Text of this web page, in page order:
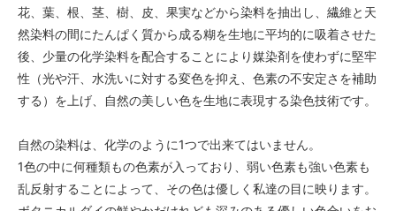
花、葉、根、茎、樹、皮、果実などから染料を抽出し、繊維と天
然染料の間にたんぱく質から成る糊を生地に平均的に吸着させた
後、少量の化学染料を配合することにより媒染剤を使わずに堅牢
性（光や汗、水洗いに対する変色を抑え、色素の不安定さを補助
する）を上げ、自然の美しい色を生地に表現する染色技術です。
自然の染料は、化学のように1つで出来てはいません。
1色の中に何種類もの色素が入っており、弱い色素も強い色素も
乱反射することによって、その色は優しく私達の目に映ります。